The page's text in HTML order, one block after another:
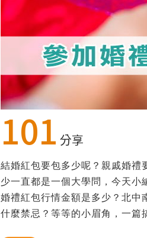
101 分享
結婚紅包要包多少呢？親戚婚禮
少一直都是一個大學問，今天
婚禮紅包行情金額是多少？北
什麼禁忌？等等的小眉角，一篇